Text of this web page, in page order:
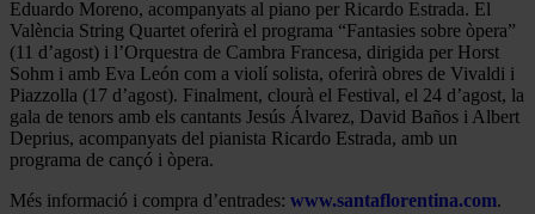
Eduardo Moreno, acompanyats al piano per Ricardo Estrada. El
València String Quartet oferirà el programa “Fantasies sobre òpera”
(11 d’agost) i l’Orquestra de Cambra Francesa, dirigida per Horst
Sohm i amb Eva León com a violí solista, oferirà obres de Vivaldi i
Piazzolla (17 d’agost). Finalment, clourà el Festival, el 24 d’agost, la
gala de tenors amb els cantants Jesús Álvarez, David Baños i Albert
Deprius, acompanyats del pianista Ricardo Estrada, amb un
programa de cançó i òpera.
Més informació i compra d’entrades: www.santaflorentina.com.